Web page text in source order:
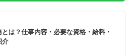
は？仕事内容・必要な資格・給料・
介